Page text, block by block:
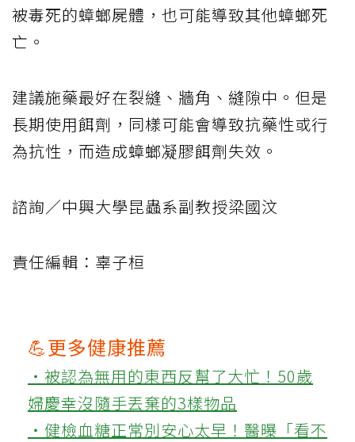
被毒死的蟑螂屍體，也可能導致其他蟑螂死
亡。
建議施藥最好在裂縫、牆角、縫隙中。但是
長期使用餌劑，同樣可能會導致抗藥性或行
為抗性，而造成蟑螂凝膠餌劑失效。
諮詢／中興大學昆蟲系副教授梁國汶
責任編輯：辜子桓
💪更多健康推薦
‧被認為無用的東西反幫了大忙！50歲
婦慶幸沒隨手丟棄的3樣物品
‧健檢血糖正常別安心太早！醫曝「看不